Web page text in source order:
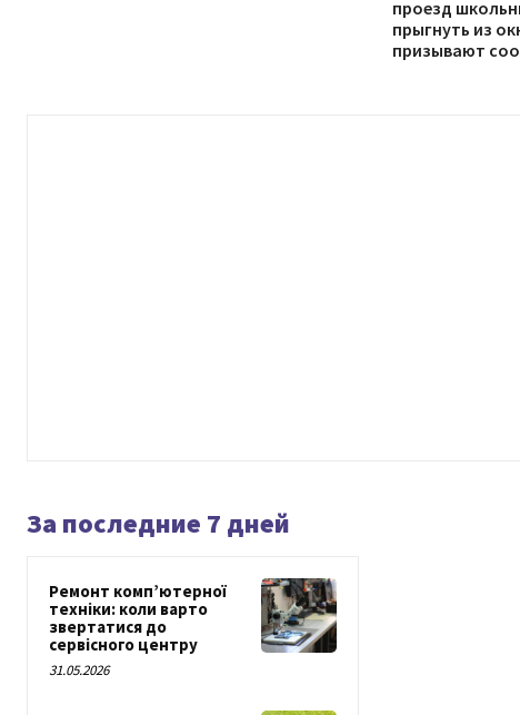
проезд
прыгнуть из
призывают
За последние 7 дней
Ремонт комп’ютерної
техніки: коли варто
звертатися до
сервісного центру
31.05.2026